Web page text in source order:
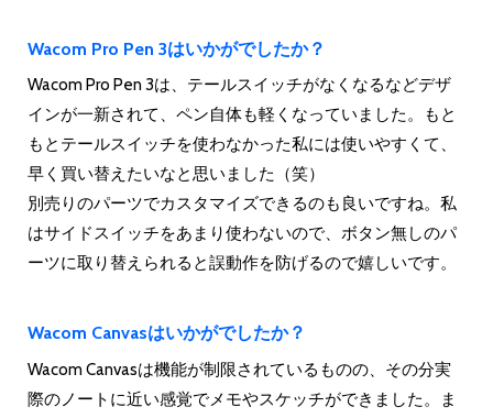
Wacom Pro Pen 3はいかがでしたか？
Wacom Pro Pen 3は、テールスイッチがなくなるなどデザ
インが一新されて、ペン自体も軽くなっていました。もと
もとテールスイッチを使わなかった私には使いやすくて、
早く買い替えたいなと思いました（笑）
別売りのパーツでカスタマイズできるのも良いですね。私
はサイドスイッチをあまり使わないので、ボタン無しのパ
ーツに取り替えられると誤動作を防げるので嬉しいです。
Wacom Canvasはいかがでしたか？
Wacom Canvasは機能が制限されているものの、その分実
際のノートに近い感覚でメモやスケッチができました。ま